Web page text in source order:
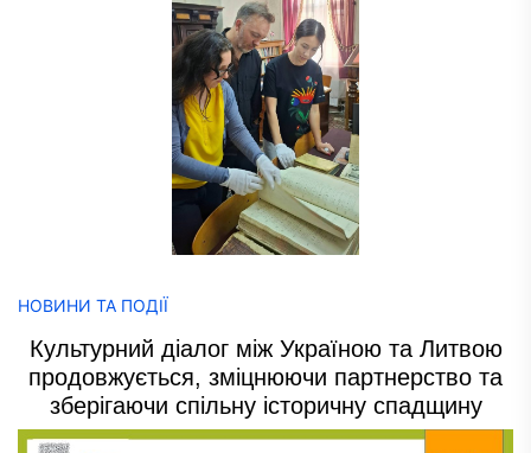
НОВИНИ ТА ПОДІЇ
Культурний діалог між Україною та Литвою
продовжується, зміцнюючи партнерство та
зберігаючи спільну історичну спадщину